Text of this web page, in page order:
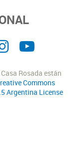
Rosada están
Commons
Argentina License